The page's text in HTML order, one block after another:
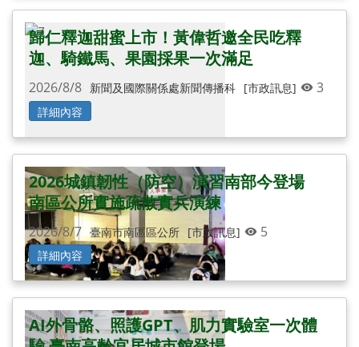
歸仁釋迦甜蜜上市！黃偉哲邀全民吃釋
迦、騎鐵馬、果園採果一次滿足
2026/8/8 新聞及國際關係處新聞傳播科 [市政訊息] 3
詳細內容
2026城鎮韌性（防空）演習南部今登場
南區公所實施疏散實兵演練
2026/8/7 臺南市南區區公所 [市政訊息] 5
詳細內容
AI外骨骼、照護GPT、肌力實驗室一次體